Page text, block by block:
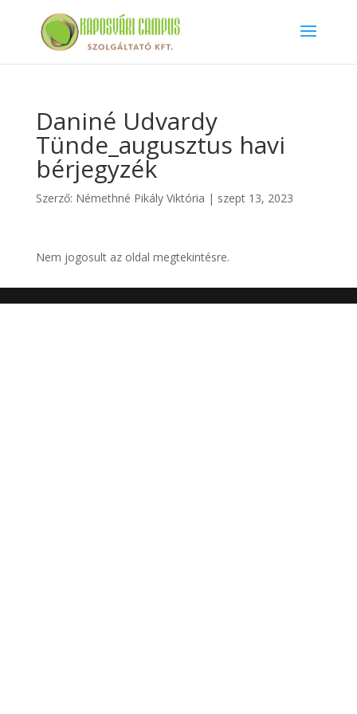
Daniné Udvardy
Tünde_augusztus havi
bérjegyzék
Szerző: Némethné Pikály Viktória | szept 13, 2023
Nem jogosult az oldal megtekintésre.